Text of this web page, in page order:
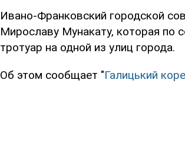
Ивано-Франковский городской
Мирославу Мунакату, которая по
тротуар на одной из улиц города.
Об этом сообщает "Галицький